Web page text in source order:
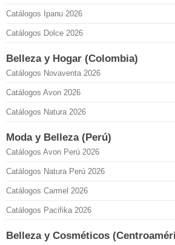
Catálogos Ipanu 2026
Catálogos Dolce 2026
Belleza y Hogar (Colombia)
Catálogos Novaventa 2026
Catálogos Avon 2026
Catálogos Natura 2026
Moda y Belleza (Perú)
Catálogos Avon Perú 2026
Catálogos Natura Perú 2026
Catálogos Carmel 2026
Catálogos Pacifika 2026
Belleza y Cosméticos